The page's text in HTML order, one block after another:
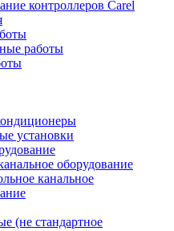
контроллеров Carel
работы
установки
оборудование
канальное
(не стандартное